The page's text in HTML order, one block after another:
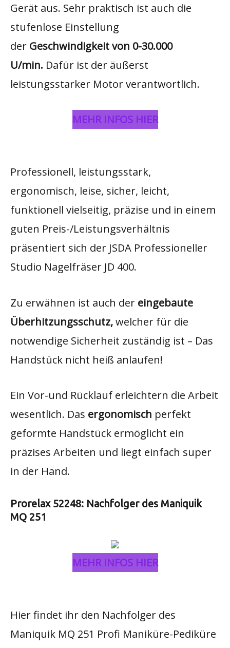
Gerät aus. Sehr praktisch ist auch die
stufenlose Einstellung
der Geschwindigkeit von 0-30.000
U/min. Dafür ist der äußerst
leistungsstarker Motor verantwortlich.
MEHR INFOS HIER
Professionell, leistungsstark,
ergonomisch, leise, sicher, leicht,
funktionell vielseitig, präzise und in einem
guten Preis-/Leistungsverhältnis
präsentiert sich der JSDA Professioneller
Studio Nagelfräser JD 400.​
Zu erwähnen ist auch der eingebaute
Überhitzungsschutz,welcher für die
notwendige Sicherheit zuständig ist – Das
Handstück nicht heiß anlaufen!
Ein Vor-und Rücklauf erleichtern die Arbeit
wesentlich. Das ergonomisch perfekt
geformte Handstück ermöglicht ein
präzises Arbeiten und liegt einfach super
in der Hand.​
Prorelax 52248: Nachfolger des Maniquik
MQ 251
MEHR INFOS HIER
Hier findet ihr den Nachfolger des
Maniquik MQ 251 Profi Maniküre-Pediküre